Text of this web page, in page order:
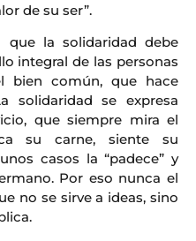
de su ser”.
que la solidaridad debe
integral de las personas
bien común, que hace
solidaridad se expresa
que siempre mira el
su carne, siente su
casos la “padece” y
Por eso nunca el
no se sirve a ideas, sino